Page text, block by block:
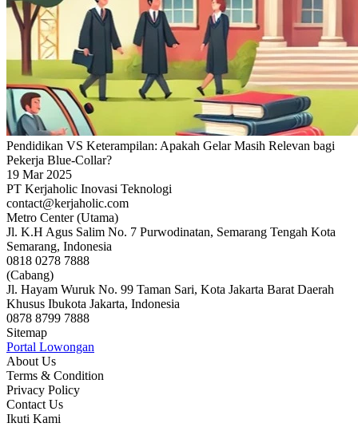
Pendidikan VS Keterampilan: Apakah Gelar Masih Relevan bagi
Pekerja Blue-Collar?
19 Mar 2025
PT Kerjaholic Inovasi Teknologi
contact@kerjaholic.com
Metro Center (Utama)
Jl. K.H Agus Salim No. 7 Purwodinatan, Semarang Tengah Kota
Semarang, Indonesia
0818 0278 7888
(Cabang)
Jl. Hayam Wuruk No. 99 Taman Sari, Kota Jakarta Barat Daerah
Khusus Ibukota Jakarta, Indonesia
0878 8799 7888
Sitemap
Portal Lowongan
About Us
Terms & Condition
Privacy Policy
Contact Us
Ikuti Kami